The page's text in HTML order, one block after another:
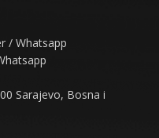
/ Whatsapp
Sarajevo, Bosna i